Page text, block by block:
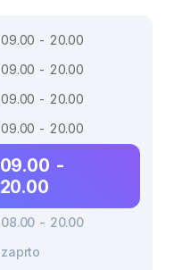
09.00 - 20.00
09.00 - 20.00
09.00 - 20.00
09.00 - 20.00
09.00 -
20.00
08.00 - 20.00
zaprto